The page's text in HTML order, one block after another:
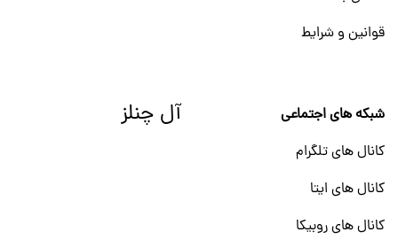
قوانین و شرایط
شبکه های اجتماعی
کانال های تلگرام
کانال های ایتا
کانال های روبیکا
آل چنلز